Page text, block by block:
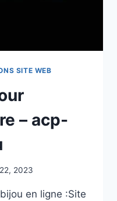
SITE WEB
– acp-
2023
en ligne :Site